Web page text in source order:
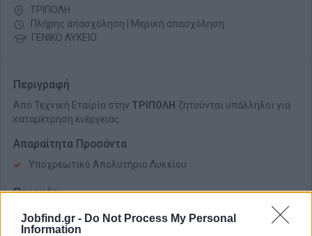
Jobfind.gr - Do Not Process My Personal
Information
ΤΡΙΠΟΛΗ
Πλήρης απασχόληση | Μερική απασχόληση
ΓΕΝΙΚΟ ΛΥΚΕΙΟ
Περιγραφή
Από Τεχνική Εταιρία στην ΤΡΙΠΟΛΗ ζητούνται υπάλληλοι για
καταμέτρηση ενέργειας.
Απαραίτητα Προσόντα
Υποχρεωτικό Απολυτήριο Λυκείου
Παροχές
Παρέχεται εκπαίδευση